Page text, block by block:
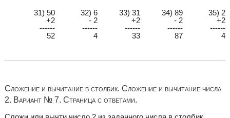
31) 50 32) 6 33) 31 34) 89
35) 2
+2
- 2 +2 - 2
+2
------
------ ------ ------
------
52
4 33 87 4
Сложение и вычитание в столбик. Сложение и вычитание числа
2. Вариант № 7. Страница с ответами.